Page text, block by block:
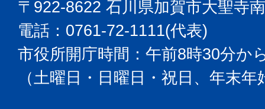
〒922-8622 石川県加賀市大聖寺
電話：0761-72-1111(代表)
市役所開庁時間：午前8時30分か
（土曜日・日曜日・祝日、年末